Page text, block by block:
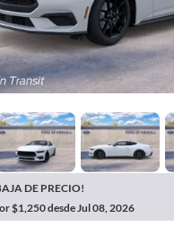
DE PRECIO!
$1,250 desde Jul 08, 2026